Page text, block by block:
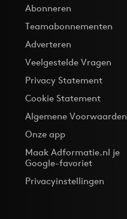
Abonneren
Teamabonnementen
Adverteren
Veelgestelde Vragen
Privacy Statement
Cookie Statement
Algemene Voorwaarden
Onze app
Maak Adformatie.nl je
Google-favoriet
Privacyinstellingen